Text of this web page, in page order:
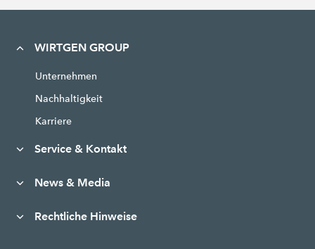
WIRTGEN GROUP
Unternehmen
Nachhaltigkeit
Karriere
Service & Kontakt
News & Media
Rechtliche Hinweise